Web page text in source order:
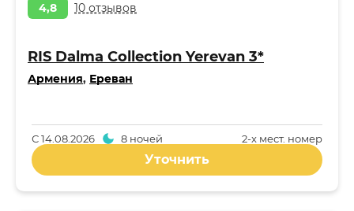
4,8 10 отзывов
RIS Dalma Collection Yerevan 3*
Армения, Ереван
2-x мест. номер
С14.08.2026 8 ночей
Уточнить